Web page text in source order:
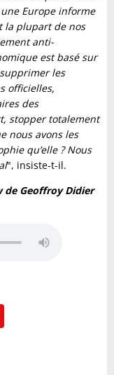
Europe informe
la plupart de nos
anti-
est basé sur
les
officielles,
des
stopper totalement
nous avons les
qu’elle ? Nous
", insiste-t-il.
de Geoffroy Didier